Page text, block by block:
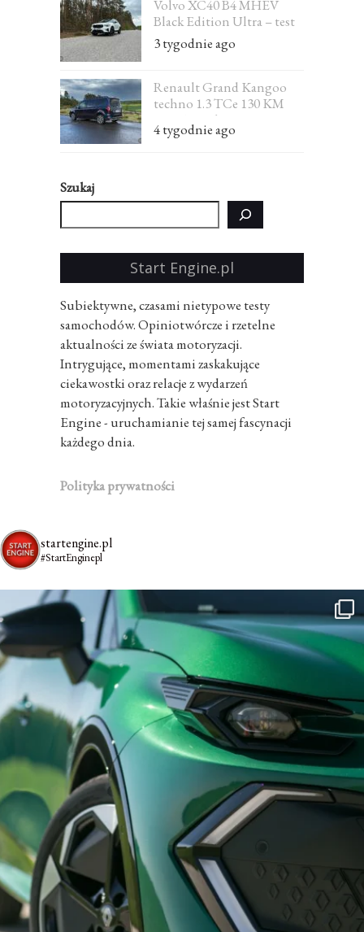
Volvo XC40 B4 MHEV
Black Edition Ultra – test
3 tygodnie ago
Renault Grand Kangoo
techno 1.3 TCe 130 KM
EDC 7-osobowe – test
4 tygodnie ago
Szukaj
Start Engine.pl
Subiektywne, czasami nietypowe testy
samochodów. Opiniotwórcze i rzetelne
aktualności ze świata motoryzacji.
Intrygujące, momentami zaskakujące
ciekawostki oraz relacje z wydarzeń
motoryzacyjnych. Takie właśnie jest Start
Engine - uruchamianie tej samej fascynacji
każdego dnia.
Polityka prywatności
startengine.pl
#StartEnginepl